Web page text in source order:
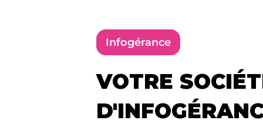
Infogérance
VOTRE